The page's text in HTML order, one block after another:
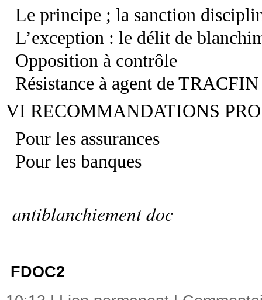
Le principe ; la sanction
L’exception : le délit de
Opposition à contrôle
Résistance à agent de TRACFIN
VI RECOMMANDATIONS
Pour les assurances
Pour les banques
antiblanchiement doc
FDOC2